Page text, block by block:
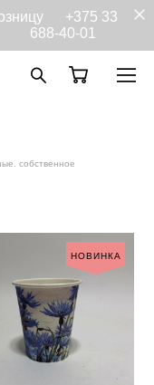
+375 33
688-40-01
собственное
НОВИНКА